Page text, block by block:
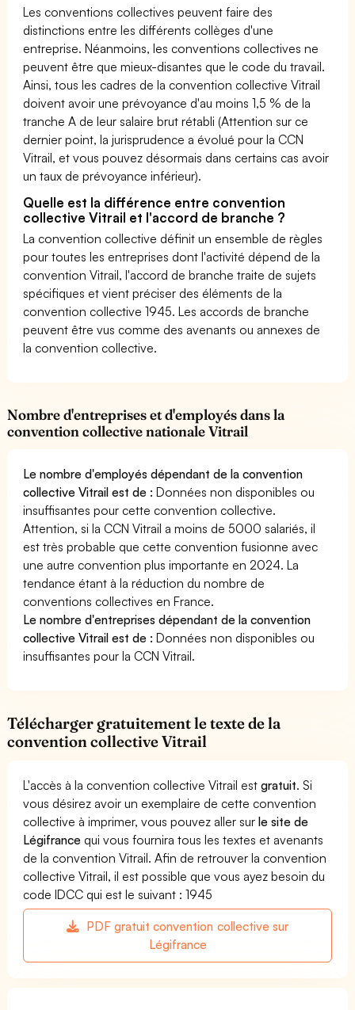
Les conventions collectives peuvent faire des
distinctions entre les différents collèges d'une
entreprise. Néanmoins, les conventions collectives ne
peuvent être que mieux-disantes que le code du travail.
Ainsi, tous les cadres de la convention collective Vitrail
doivent avoir une prévoyance d'au moins 1,5 % de la
tranche A de leur salaire brut rétabli (Attention sur ce
dernier point, la jurisprudence a évolué pour la CCN
Vitrail, et vous pouvez désormais dans certains cas avoir
un taux de prévoyance inférieur).
Quelle est la différence entre convention
collective Vitrail et l'accord de branche ?
La convention collective définit un ensemble de règles
pour toutes les entreprises dont l'activité dépend de la
convention Vitrail, l'accord de branche traite de sujets
spécifiques et vient préciser des éléments de la
convention collective 1945. Les accords de branche
peuvent être vus comme des avenants ou annexes de
la convention collective.
Nombre d'entreprises et d'employés dans la
convention collective nationale Vitrail
Le nombre d'employés dépendant de la convention
collective Vitrail est de :Données non disponibles ou
insuffisantes pour cette convention collective.
Attention, si la CCN Vitrail a moins de 5000 salariés, il
est très probable que cette convention fusionne avec
une autre convention plus importante en 2024. La
tendance étant à la réduction du nombre de
conventions collectives en France.
Le nombre d'entreprises dépendant de la convention
collective Vitrail est de :Données non disponibles ou
insuffisantes pour la CCN Vitrail.
Télécharger gratuitement le texte de la
convention collective Vitrail
L'accès à la convention collective Vitrail estgratuit. Si
vous désirez avoir un exemplaire de cette convention
collective à imprimer, vous pouvez aller surle site de
Légifrance qui vous fournira tous les textes et avenants
de la convention Vitrail. Afin de retrouver la convention
collective Vitrail, il est possible que vous ayez besoin du
code IDCC qui est le suivant : 1945
PDF gratuit convention collective sur
Légifrance